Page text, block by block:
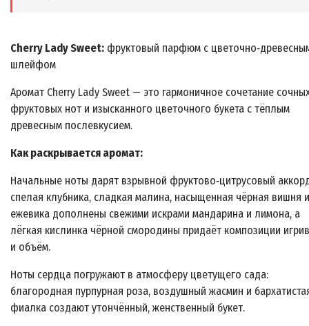
Cherry Lady Sweet: фруктовый парфюм с
шлейфом
Аромат Cherry Lady Sweet — это гармоничное сочетание
фруктовых нот и изысканного цветочного букета с тёплым
древесным послевкусием.
Как раскрывается аромат:
Начальные ноты дарят взрывной фруктово‑цитрусовый
спелая клубника, сладкая малина, насыщенная чёрная вишня и
ежевика дополнены свежими искрами мандарина и лимона, а
лёгкая кислинка чёрной смородины придаёт композиции
и объём.
Ноты сердца погружают в атмосферу цветущего сада:
благородная пурпурная роза, воздушный жасмин и
фиалка создают утончённый, женственный букет.